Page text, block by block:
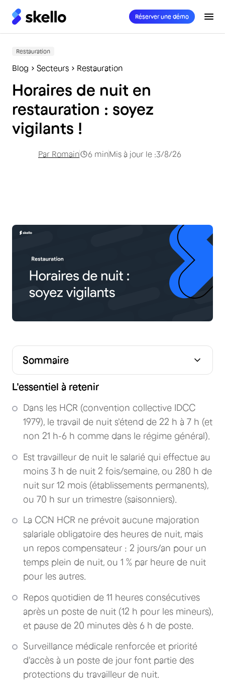
Réserver une démo
Restauration
Blog Secteurs Restauration
Horaires de nuit en
restauration : soyez
vigilants !
Par Romain 6 minMis à jour le :3/8/26
L'essentiel à retenir
Dans les HCR (convention collective IDCC
1979), le travail de nuit s'étend de 22 h à 7 h (et
non 21 h-6 h comme dans le régime général).
Est travailleur de nuit le salarié qui effectue au
moins 3 h de nuit 2 fois/semaine, ou 280 h de
nuit sur 12 mois (établissements permanents),
ou 70 h sur un trimestre (saisonniers).
La CCN HCR ne prévoit aucune majoration
salariale obligatoire des heures de nuit, mais
un repos compensateur : 2 jours/an pour un
temps plein de nuit, ou 1 % par heure de nuit
pour les autres.
Repos quotidien de 11 heures consécutives
après un poste de nuit (12 h pour les mineurs),
et pause de 20 minutes dès 6 h de poste.
Surveillance médicale renforcée et priorité
d'accès à un poste de jour font partie des
protections du travailleur de nuit.
Sommaire